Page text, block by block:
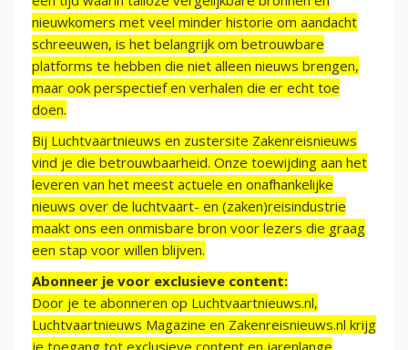
nieuwkomers met veel minder historie om aandacht
schreeuwen, is het belangrijk om betrouwbare
platforms te hebben die niet alleen nieuws brengen,
maar ook perspectief en verhalen die er echt toe
doen.
Bij Luchtvaartnieuws en zustersite Zakenreisnieuws
vind je die betrouwbaarheid. Onze toewijding aan het
leveren van het meest actuele en onafhankelijke
nieuws over de luchtvaart- en (zaken)reisindustrie
maakt ons een onmisbare bron voor lezers die graag
een stap voor willen blijven.
Abonneer je voor exclusieve content:
Door je te abonneren op Luchtvaartnieuws.nl,
Luchtvaartnieuws Magazine en Zakenreisnieuws.nl krijg